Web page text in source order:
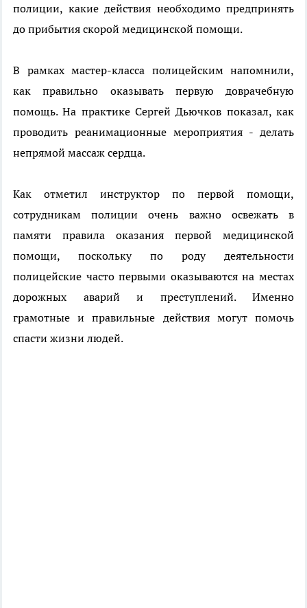
полиции, какие действия необходимо предпринять
до прибытия скорой медицинской помощи.
В рамках мастер-класса полицейским напомнили,
как правильно оказывать первую доврачебную
помощь. На практике Сергей Дьючков показал, как
проводить реанимационные мероприятия - делать
непрямой массаж сердца.
Как отметил инструктор по первой помощи,
сотрудникам полиции очень важно освежать в
памяти правила оказания первой медицинской
помощи, поскольку по роду деятельности
полицейские часто первыми оказываются на местах
дорожных аварий и преступлений. Именно
грамотные и правильные действия могут помочь
спасти жизни людей.